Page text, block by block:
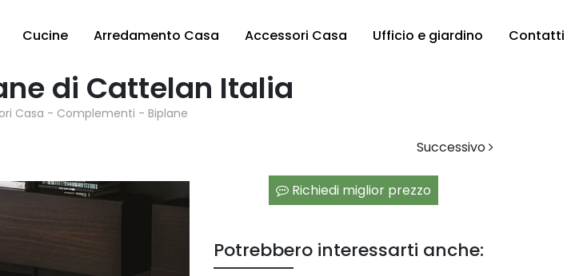
Cucine Arredamento Casa Accessori Casa Ufficio e giardino Contatti
di Cattelan Italia
Casa - Complementi - Biplane
Successivo
Richiedi miglior prezzo
Potrebbero interessarti anche: